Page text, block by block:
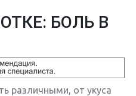
БОЛЬ В
различными, от укуса